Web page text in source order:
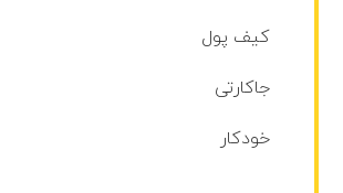
کیف پول
جاکارتی
خودکار